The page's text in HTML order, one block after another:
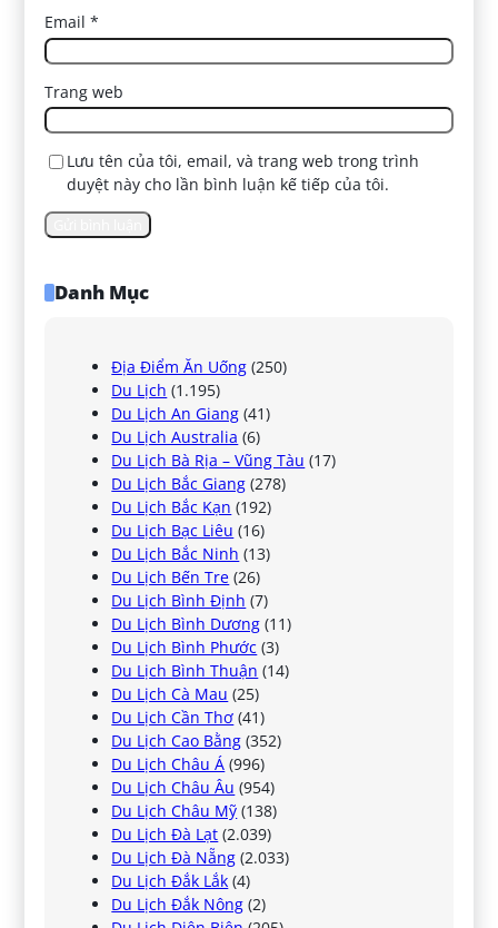
Email*
Trang web
Lưu tên của tôi, email, và trang web trong trình
duyệt này cho lần bình luận kế tiếp của tôi.
Danh Mục
Địa Điểm Ăn Uống (250)
Du Lịch (1.195)
Du Lịch An Giang (41)
Du Lịch Australia (6)
Du Lịch Bà Rịa – Vũng Tàu (17)
Du Lịch Bắc Giang (278)
Du Lịch Bắc Kạn (192)
Du Lịch Bạc Liêu (16)
Du Lịch Bắc Ninh (13)
Du Lịch Bến Tre (26)
Du Lịch Bình Định (7)
Du Lịch Bình Dương (11)
Du Lịch Bình Phước (3)
Du Lịch Bình Thuận (14)
Du Lịch Cà Mau (25)
Du Lịch Cần Thơ (41)
Du Lịch Cao Bằng (352)
Du Lịch Châu Á (996)
Du Lịch Châu Âu (954)
Du Lịch Châu Mỹ (138)
Du Lịch Đà Lạt (2.039)
Du Lịch Đà Nẵng (2.033)
Du Lịch Đắk Lắk (4)
Du Lịch Đắk Nông (2)